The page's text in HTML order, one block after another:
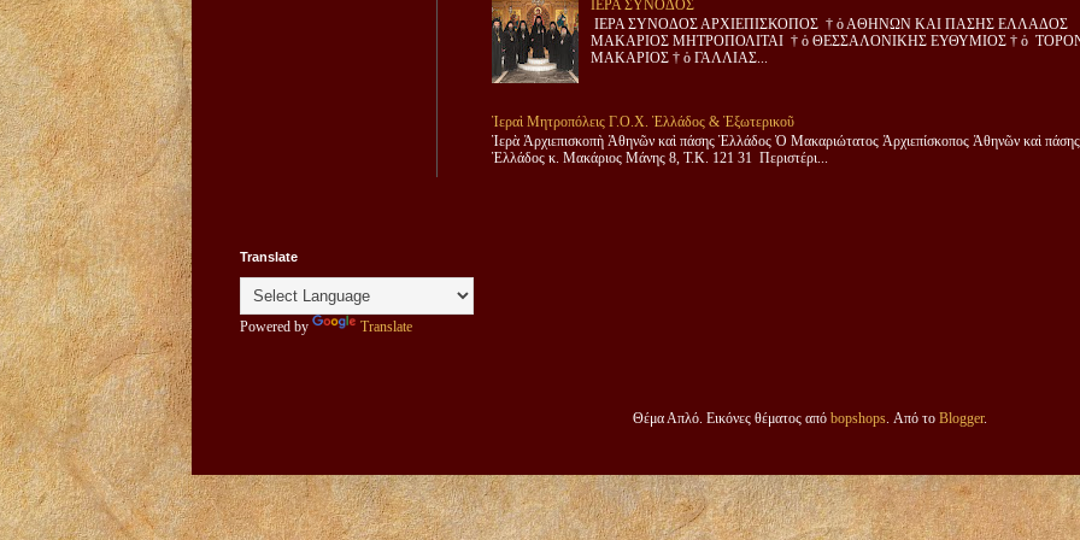
ΙΕΡΑ ΣΥΝΟΔΟΣ
ΙΕΡΑ ΣΥΝΟΔΟΣ ΑΡΧΙΕΠΙΣΚΟΠΟΣ † ὁ ΑΘΗΝΩΝ ΚΑΙ ΠΑΣΗΣ ΕΛΛΑΔΟΣ
ΜΑΚΑΡΙΟΣ ΜΗΤΡΟΠΟΛΙΤΑΙ † ὁ ΘΕΣΣΑΛΟΝΙΚΗΣ ΕΥΘΥΜΙΟΣ † ὁ
ΜΑΚΑΡΙΟΣ † ὁ ΓΑΛΛΙΑΣ...
Ἱεραὶ Μητροπόλεις Γ.Ο.Χ. Ἑλλάδος & Ἐξωτερικοῦ
Ἱερὰ Ἀρχιεπισκοπὴ Ἀθηνῶν καὶ πάσης Ἑλλάδος Ὁ Μακαριώτατος Ἀρχιεπίσκοπος Ἀθηνῶν καὶ πάσης
Ἑλλάδος κ. Μακάριος Μάνης 8, Τ.Κ. 121 31 Περιστέρι...
Translate
Powered by Translate
Θέμα Απλό. Εικόνες θέματος από bopshops . Από το Blogger.